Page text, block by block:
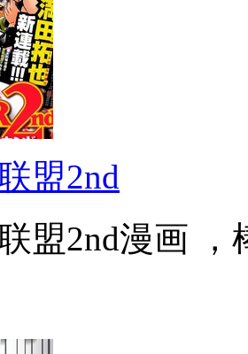
盟2nd
盟2nd漫画 ，